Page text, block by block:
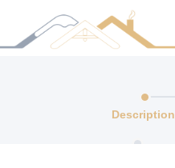
Description